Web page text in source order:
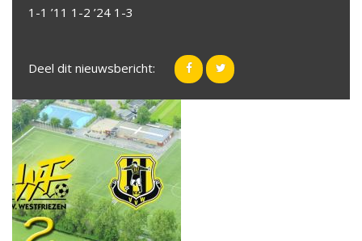
1-1 ’11 1-2 ’24 1-3
Deel dit nieuwsbericht: